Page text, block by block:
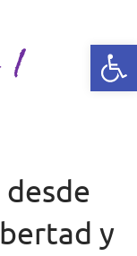
Abrir
desde
y